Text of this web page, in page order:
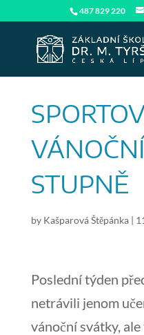
487 829 220
STUPNĚ
by Kašparová Štěpánka|
Poslední týden
netrávili jenom
vánoční svátky,